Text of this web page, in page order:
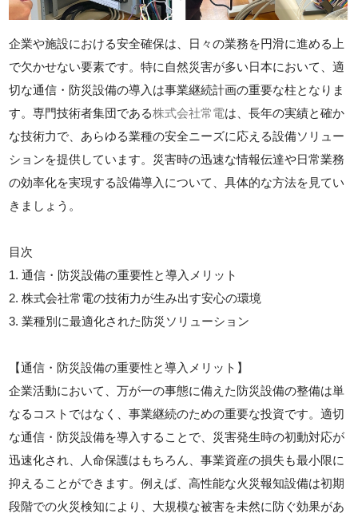
企業や施設における安全確保は、日々の業務を円滑に進める上
で欠かせない要素です。特に自然災害が多い日本において、適
切な通信・防災設備の導入は事業継続計画の重要な柱となりま
す。専門技術者集団である株式会社常電は、長年の実績と確か
な技術力で、あらゆる業種の安全ニーズに応える設備ソリュー
ションを提供しています。災害時の迅速な情報伝達や日常業務
の効率化を実現する設備導入について、具体的な方法を見てい
きましょう。
目次
1. 通信・防災設備の重要性と導入メリット
2. 株式会社常電の技術力が生み出す安心の環境
3. 業種別に最適化された防災ソリューション
【通信・防災設備の重要性と導入メリット】
企業活動において、万が一の事態に備えた防災設備の整備は単
なるコストではなく、事業継続のための重要な投資です。適切
な通信・防災設備を導入することで、災害発生時の初動対応が
迅速化され、人命保護はもちろん、事業資産の損失も最小限に
抑えることができます。例えば、高性能な火災報知設備は初期
段階での火災検知により、大規模な被害を未然に防ぐ効果があ